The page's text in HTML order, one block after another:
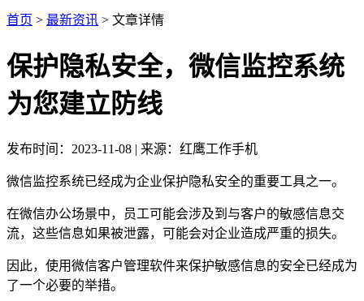
首页 > 最新资讯 > 文章详情
保护隐私安全，微信监控系统
为您建立防线
发布时间：2023-11-08 | 来源：红鹰工作手机
微信监控系统已经成为企业保护隐私安全的重要工具之一。
在微信办公场景中，员工可能会涉及到与客户的敏感信息交
流，这些信息如果被泄露，可能会对企业造成严重的损失。
因此，使用微信客户管理软件来保护敏感信息的安全已经成为
了一个必要的举措。